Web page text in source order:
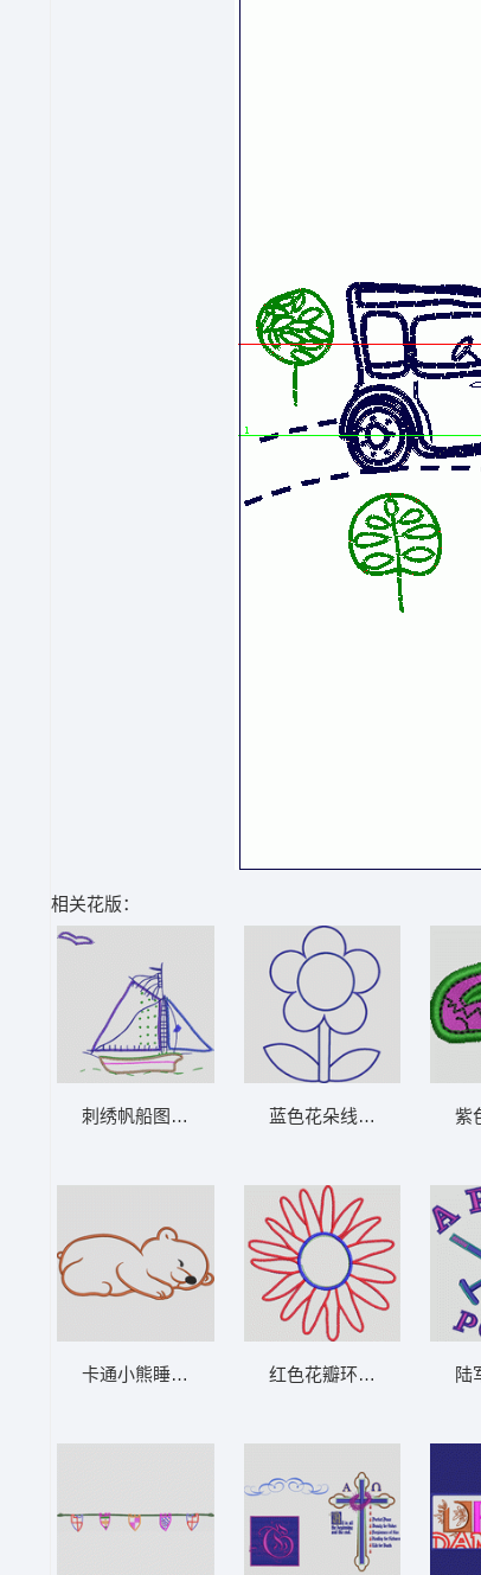
相关花版：
刺绣帆船图案 卡通童装章标贴布
卡通小熊睡觉图案 卡通童装章标贴布
蓝色花朵线稿
红色